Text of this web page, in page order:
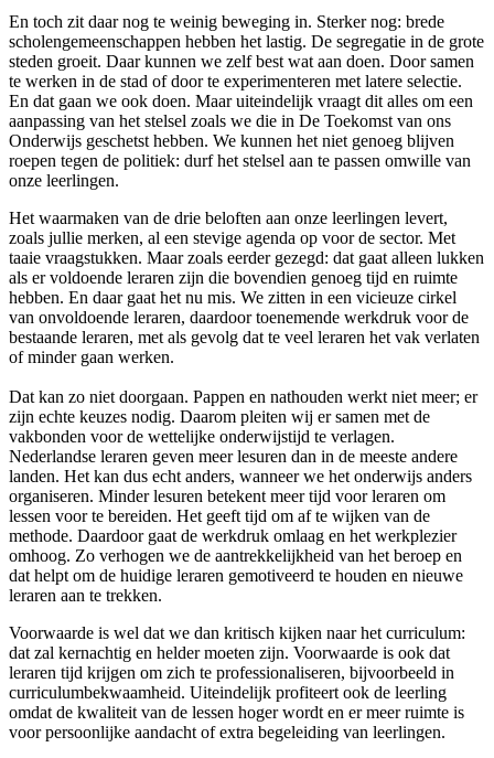
En toch zit daar nog te weinig beweging in. Sterker nog: brede
scholengemeenschappen hebben het lastig. De segregatie in de grote
steden groeit. Daar kunnen we zelf best wat aan doen. Door samen
te werken in de stad of door te experimenteren met latere selectie.
En dat gaan we ook doen. Maar uiteindelijk vraagt dit alles om een
aanpassing van het stelsel zoals we die in De Toekomst van ons
Onderwijs geschetst hebben. We kunnen het niet genoeg blijven
roepen tegen de politiek: durf het stelsel aan te passen omwille van
onze leerlingen.
Het waarmaken van de drie beloften aan onze leerlingen levert,
zoals jullie merken, al een stevige agenda op voor de sector. Met
taaie vraagstukken. Maar zoals eerder gezegd: dat gaat alleen lukken
als er voldoende leraren zijn die bovendien genoeg tijd en ruimte
hebben. En daar gaat het nu mis. We zitten in een vicieuze cirkel
van onvoldoende leraren, daardoor toenemende werkdruk voor de
bestaande leraren, met als gevolg dat te veel leraren het vak verlaten
of minder gaan werken.
Dat kan zo niet doorgaan. Pappen en nathouden werkt niet meer; er
zijn echte keuzes nodig. Daarom pleiten wij er samen met de
vakbonden voor de wettelijke onderwijstijd te verlagen.
Nederlandse leraren geven meer lesuren dan in de meeste andere
landen. Het kan dus echt anders, wanneer we het onderwijs anders
organiseren. Minder lesuren betekent meer tijd voor leraren om
lessen voor te bereiden. Het geeft tijd om af te wijken van de
methode. Daardoor gaat de werkdruk omlaag en het werkplezier
omhoog. Zo verhogen we de aantrekkelijkheid van het beroep en
dat helpt om de huidige leraren gemotiveerd te houden en nieuwe
leraren aan te trekken.
Voorwaarde is wel dat we dan kritisch kijken naar het curriculum:
dat zal kernachtig en helder moeten zijn. Voorwaarde is ook dat
leraren tijd krijgen om zich te professionaliseren, bijvoorbeeld in
curriculumbekwaamheid. Uiteindelijk profiteert ook de leerling
omdat de kwaliteit van de lessen hoger wordt en er meer ruimte is
voor persoonlijke aandacht of extra begeleiding van leerlingen.